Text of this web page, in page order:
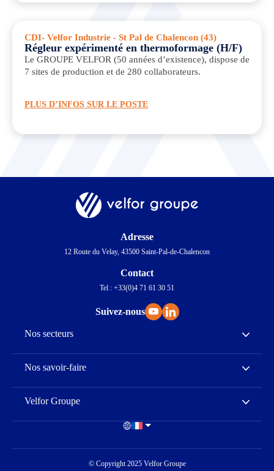
CDI- Velfor Industrie - St Pal de Chalencon (43)
Régleur expérimenté en thermoformage (H/F)
Le GROUPE VELFOR (50 années d’existence), dispose de
7 sites de production et de 280 collaborateurs.
PLUS D’INFOS SUR LE POSTE
Adresse
12 Route du Velay, 43500 Saint-Pal-de-Chalencon
Contact
Tel : +33(0)4 71 61 30 51
Suivez-nous
Nos secteurs
Nos savoir-faire
Velfor Groupe
© Copyright 2025 Velfor Groupe